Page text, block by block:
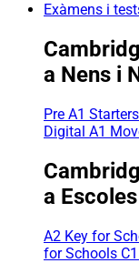
Exàmens i
a Nens i
Pre A1 Starters
Digital A1
a
A2 Key for
for Schools